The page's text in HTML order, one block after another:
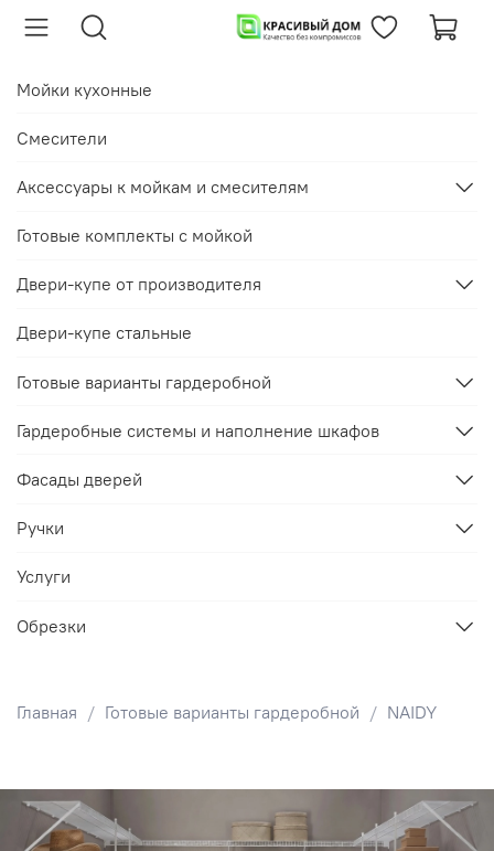
Главная Готовые варианты гардеробной NAIDY
Мойки кухонные
Смесители
Аксессуары к мойкам и смесителям
Готовые комплекты с мойкой
Двери-купе от производителя
Двери-купе стальные
Готовые варианты гардеробной
Гардеробные системы и наполнение шкафов
Фасады дверей
Ручки
Услуги
Обрезки